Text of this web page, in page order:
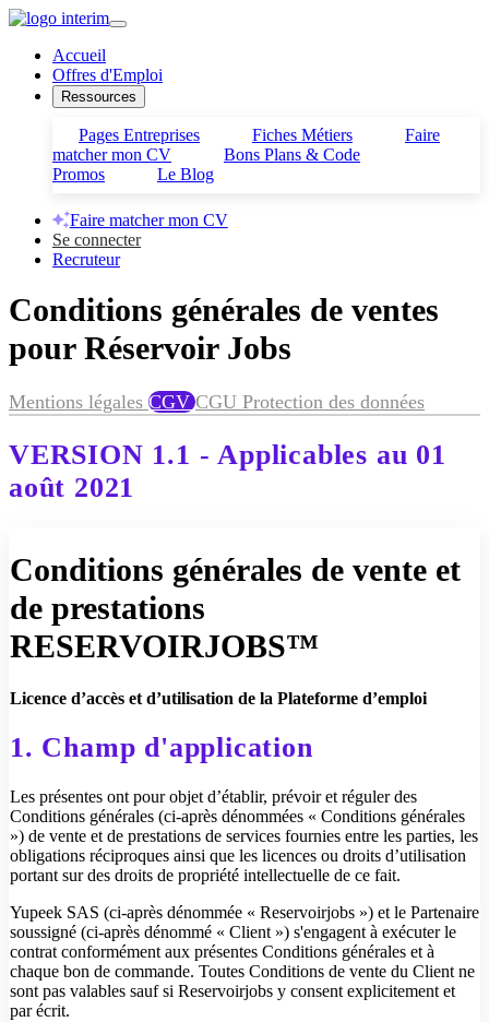
Accueil
Offres d'Emploi
Ressources
Pages Entreprises Fiches Métiers
Faire
matcher mon CV
Bons Plans & Code
Promos
Le Blog
Faire matcher mon CV
Se connecter
Recruteur
Conditions générales de ventes
pour Réservoir Jobs
Mentions légales CGVCGU Protection des données
VERSION 1.1 - Applicables au 01
août 2021
Conditions générales de vente et
de prestations
RESERVOIRJOBS™
Licence d’accès et d’utilisation de la Plateforme d’emploi
1. Champ d'application
Les présentes ont pour objet d’établir, prévoir et réguler des
Conditions générales (ci-après dénommées « Conditions générales
») de vente et de prestations de services fournies entre les parties, les
obligations réciproques ainsi que les licences ou droits d’utilisation
portant sur des droits de propriété intellectuelle de ce fait.
Yupeek SAS (ci-après dénommée « Reservoirjobs ») et le Partenaire
soussigné (ci-après dénommé « Client ») s'engagent à exécuter le
contrat conformément aux présentes Conditions générales et à
chaque bon de commande. Toutes Conditions de vente du Client ne
sont pas valables sauf si Reservoirjobs y consent explicitement et
par écrit.